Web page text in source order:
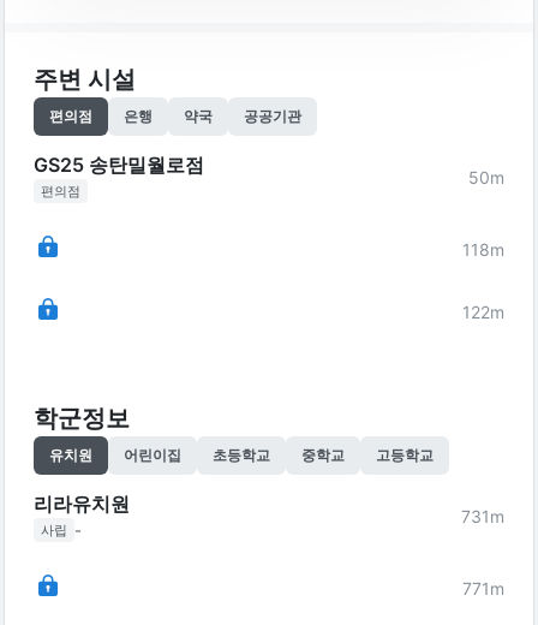
주변 시설
편의점 은행 약국 공공기관
GS25 송탄밀월로점
편의점
50m
118m
122m
학군정보
유치원 어린이집 초등학교 중학교 고등학교
리라유치원
사립 -
731m
771m